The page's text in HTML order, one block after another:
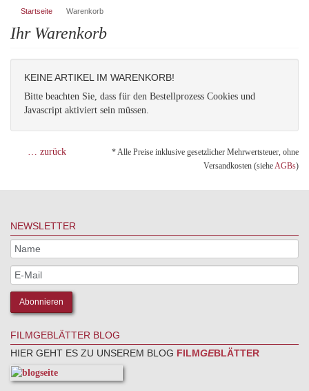
Startseite Warenkorb
Ihr Warenkorb
KEINE ARTIKEL IM WARENKORB!
Bitte beachten Sie, dass für den Bestellprozess Cookies und
Javascript aktiviert sein müssen.
… zurück
* Alle Preise inklusive gesetzlicher Mehrwertsteuer, ohne
Versandkosten (sieheAGBs)
NEWSLETTER
FILMGEBLÄTTER BLOG
HIER GEHT ES ZU UNSEREM BLOG FILMGEBLÄTTER